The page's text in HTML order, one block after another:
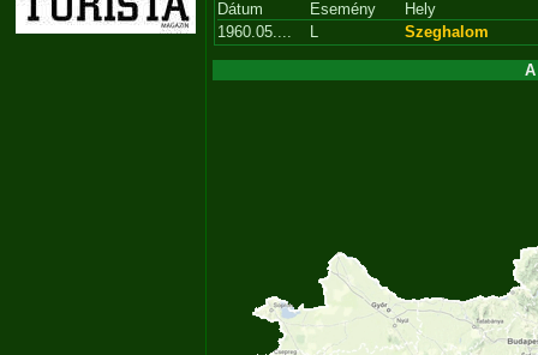
Dátum Esemény
Hely
1960.05....
L Szeghalom